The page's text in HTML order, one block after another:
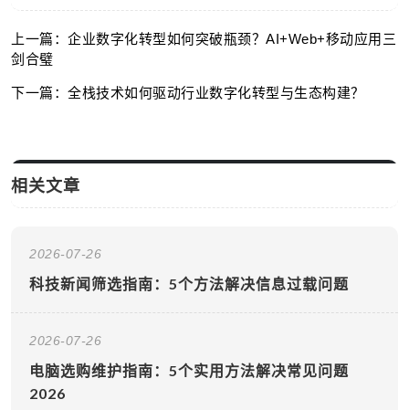
上一篇：企业数字化转型如何突破瓶颈？AI+Web+移动应用三
剑合璧
下一篇：全栈技术如何驱动行业数字化转型与生态构建？
相关文章
2026-07-26
科技新闻筛选指南：5个方法解决信息过载问题
2026-07-26
电脑选购维护指南：5个实用方法解决常见问题
2026